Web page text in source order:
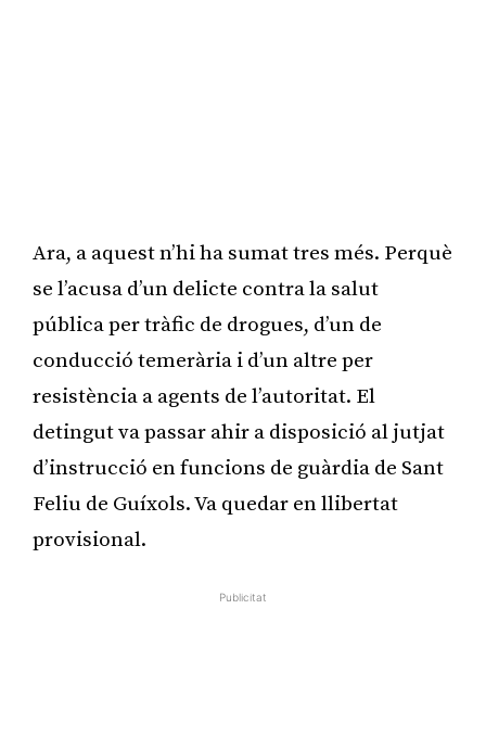
Ara, a aquest n’hi ha sumat tres més. Perquè
se l’acusa d’un delicte contra la salut
pública per tràfic de drogues, d’un de
conducció temerària i d’un altre per
resistència a agents de l’autoritat. El
detingut va passar ahir a disposició al jutjat
d’instrucció en funcions de guàrdia de Sant
Feliu de Guíxols. Va quedar en llibertat
provisional.
Publicitat